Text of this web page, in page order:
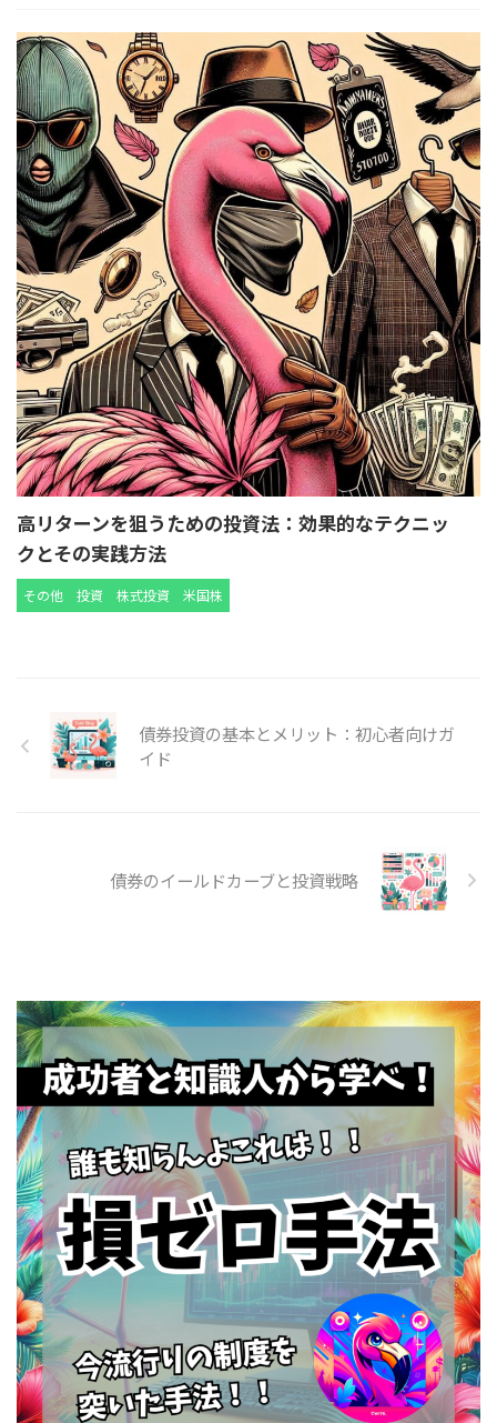
高リターンを狙うための投資法：効果的なテクニッ
クとその実践方法
その他 投資 株式投資 米国株
債券投資の基本とメリット：初心者向けガ
イド
債券のイールドカーブと投資戦略